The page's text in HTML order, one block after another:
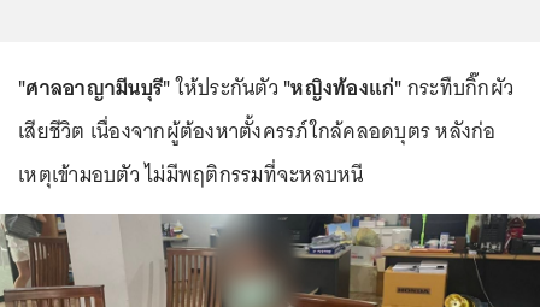
"ศาลอาญามีนบุรี"ให้ประกันตัว "หญิงท้องแก่"กระทืบกิ๊กผัว
เสียชีวิต เนื่องจากผู้ต้องหาตั้งครรภ์ใกล้คลอดบุตร หลังก่อ
เหตุเข้ามอบตัว ไม่มีพฤติกรรมที่จะหลบหนี